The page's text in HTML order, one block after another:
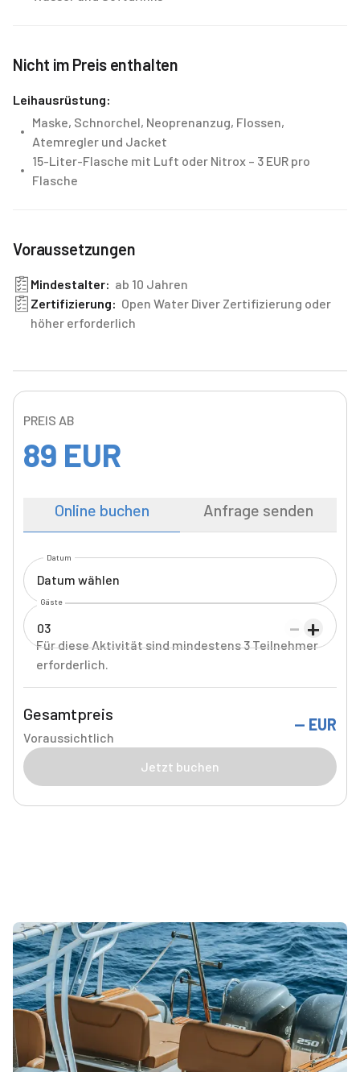
Nicht im Preis enthalten
Leihausrüstung:
Maske, Schnorchel, Neoprenanzug, Flossen,
Atemregler und Jacket
15-Liter-Flasche mit Luft oder Nitrox – 3 EUR pro
Flasche
Voraussetzungen
Mindestalter: ab 10 Jahren
Zertifizierung: Open Water Diver Zertifizierung oder
höher erforderlich
PREIS AB
89 EUR
Online buchen Anfrage senden
Datum
Datum wählen
Gäste
03 - +
Für diese Aktivität sind mindestens 3 Teilnehmer
erforderlich.
Gesamtpreis
Voraussichtlich
-- EUR
Jetzt buchen